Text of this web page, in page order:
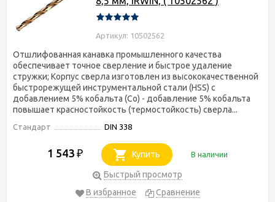
Артикул: 10502562
Отшлифованная канавка промышленного качества
обеспечивает точное сверление и быстрое удаление
стружки; Корпус сверла изготовлен из высококачественной
быстрорежущей инструментальной стали (HSS) с
добавлением 5% кобальта (Co) - добавление 5% кобальта
повышает красностойкость (термостойкость) сверла...
Стандарт DIN 338
1 543 ₽ Купить В наличии
Быстрый просмотр
В избранное
Сравнение